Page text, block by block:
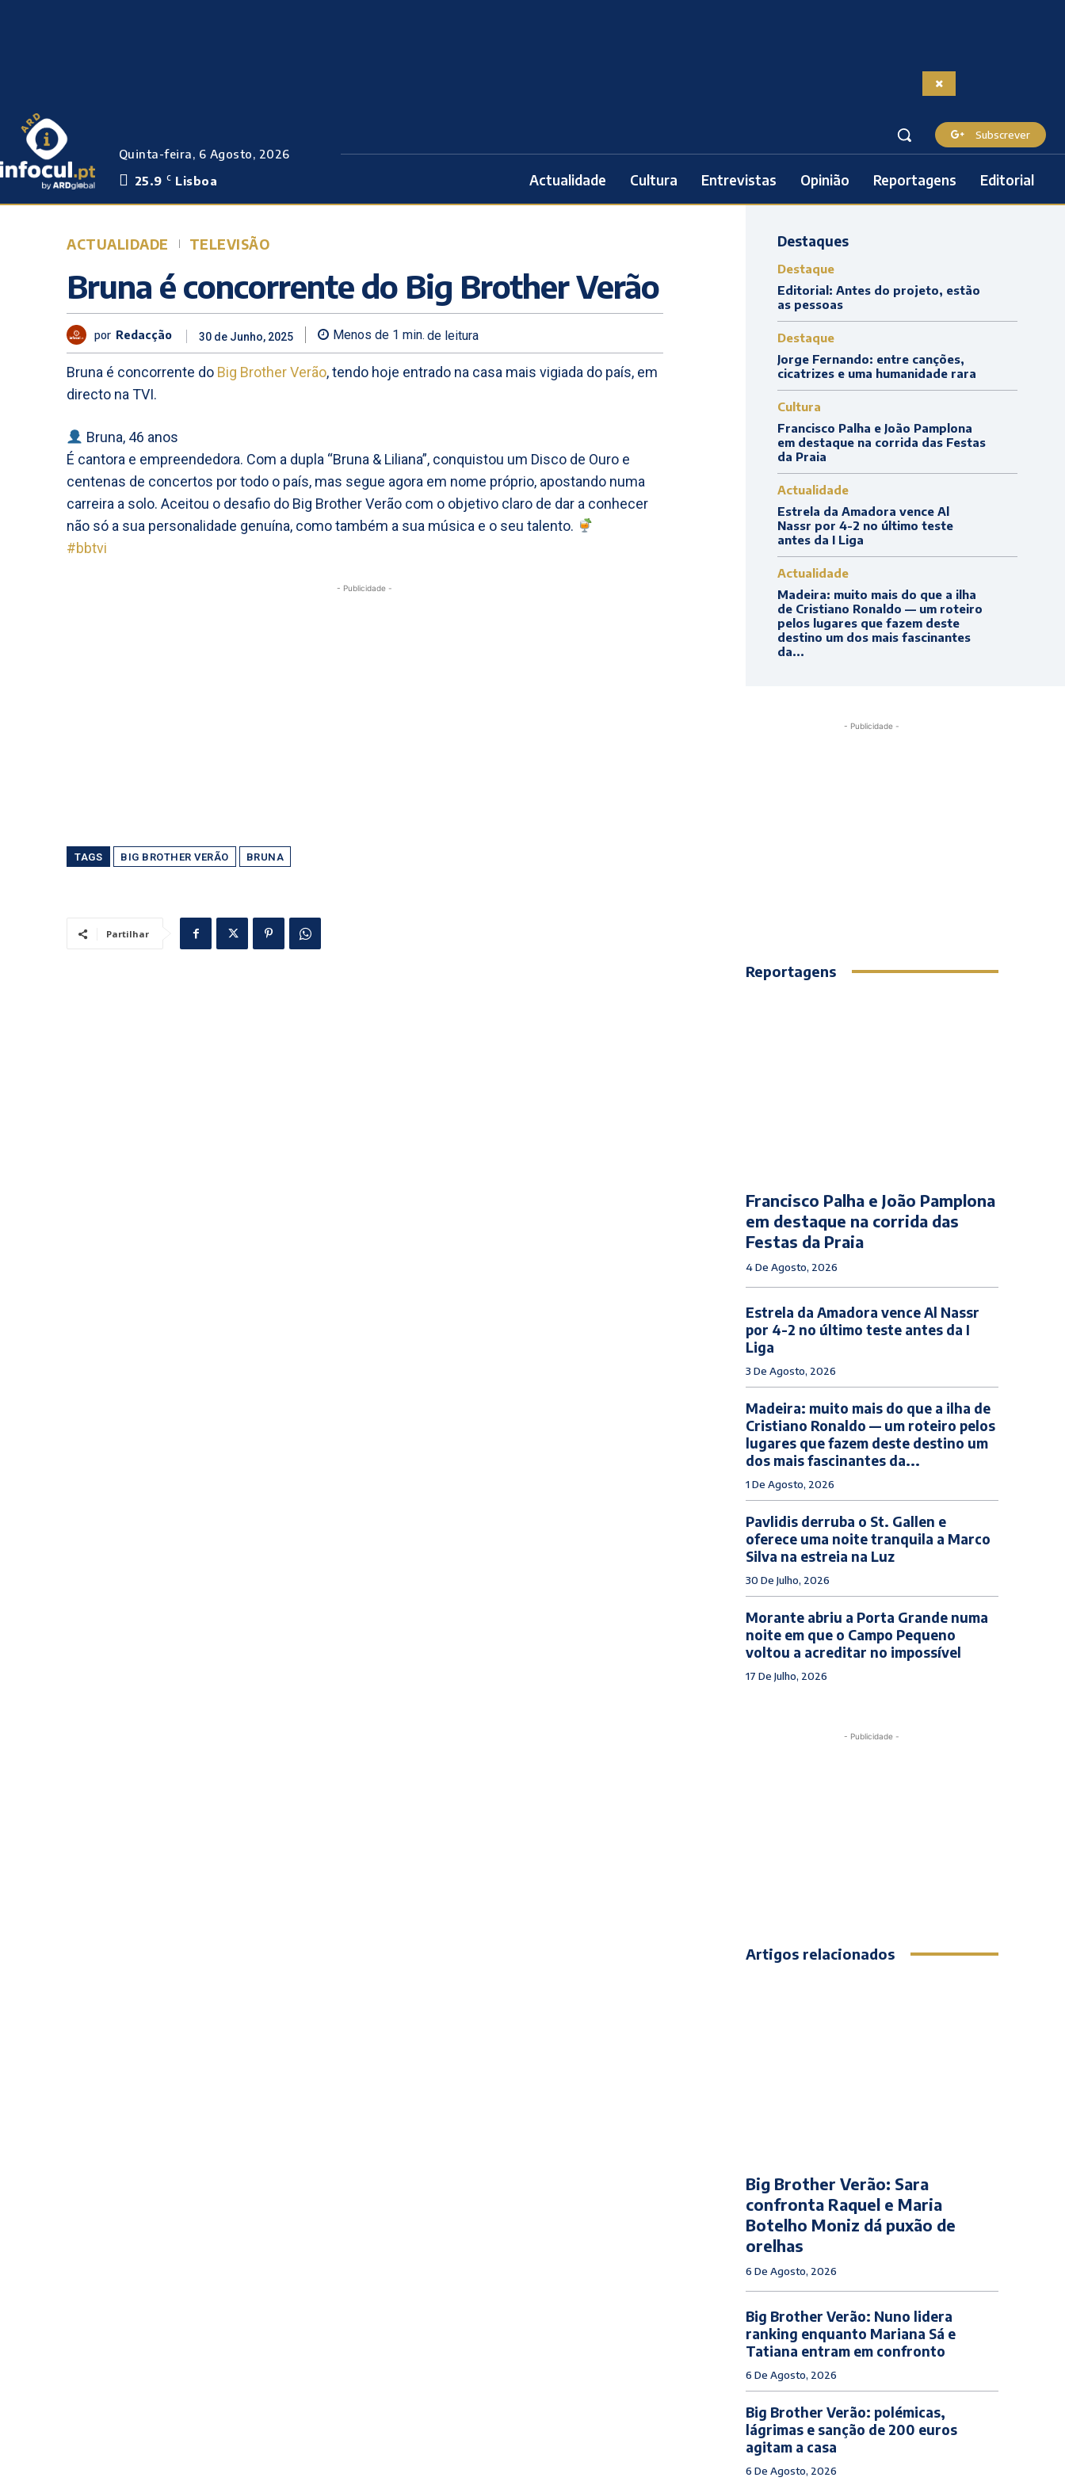
Quinta-feira, 6 Agosto, 2026
25.9 C Lisboa
Subscrever
Actualidade Cultura Entrevistas Opinião Reportagens Editorial
ACTUALIDADE TELEVISÃO
Bruna é concorrente do Big Brother Verão
por Redacção 30 de Junho, 2025 Menos de 1 min. de leitura
Bruna é concorrente do Big Brother Verão, tendo hoje entrado na casa mais vigiada do país, em
directo na TVI.
Bruna, 46 anos
É cantora e empreendedora. Com a dupla “Bruna & Liliana”, conquistou um Disco de Ouro e
centenas de concertos por todo o país, mas segue agora em nome próprio, apostando numa
carreira a solo. Aceitou o desafio do Big Brother Verão com o objetivo claro de dar a conhecer
não só a sua personalidade genuína, como também a sua música e o seu talento.
#bbtvi
- Publicidade -
TAGS BIG BROTHER VERÃO BRUNA
Partilhar
Destaques
Destaque
Editorial: Antes do projeto, estão
as pessoas
Destaque
Jorge Fernando: entre canções,
cicatrizes e uma humanidade rara
Cultura
Francisco Palha e João Pamplona
em destaque na corrida das Festas
da Praia
Actualidade
Estrela da Amadora vence Al
Nassr por 4-2 no último teste
antes da I Liga
Actualidade
Madeira: muito mais do que a ilha
de Cristiano Ronaldo — um roteiro
pelos lugares que fazem deste
destino um dos mais fascinantes
da...
- Publicidade -
Reportagens
Francisco Palha e João Pamplona
em destaque na corrida das
Festas da Praia
4 De Agosto, 2026
Estrela da Amadora vence Al Nassr
por 4-2 no último teste antes da I
Liga
3 De Agosto, 2026
Madeira: muito mais do que a ilha de
Cristiano Ronaldo — um roteiro pelos
lugares que fazem deste destino um
dos mais fascinantes da...
1 De Agosto, 2026
Pavlidis derruba o St. Gallen e
oferece uma noite tranquila a Marco
Silva na estreia na Luz
30 De Julho, 2026
Morante abriu a Porta Grande numa
noite em que o Campo Pequeno
voltou a acreditar no impossível
17 De Julho, 2026
- Publicidade -
Artigos relacionados
Big Brother Verão: Sara
confronta Raquel e Maria
Botelho Moniz dá puxão de
orelhas
6 De Agosto, 2026
Big Brother Verão: Nuno lidera
ranking enquanto Mariana Sá e
Tatiana entram em confronto
6 De Agosto, 2026
Big Brother Verão: polémicas,
lágrimas e sanção de 200 euros
agitam a casa
6 De Agosto, 2026